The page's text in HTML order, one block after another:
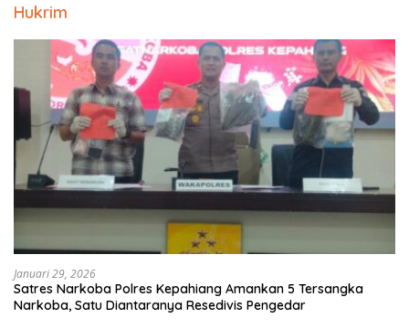
Hukrim
Januari 29, 2026
Satres Narkoba Polres Kepahiang Amankan 5 Tersangka
Narkoba, Satu Diantaranya Resedivis Pengedar